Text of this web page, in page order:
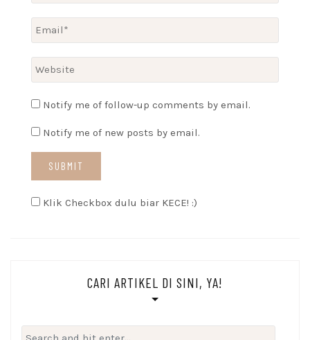
Notify me of follow-up comments by email.
Notify me of new posts by email.
Klik Checkbox dulu biar KECE! :)
CARI ARTIKEL DI SINI, YA!
Search